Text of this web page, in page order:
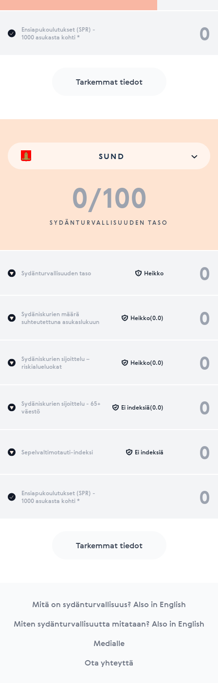
Ensiapukoulutukset (SPR) -
1000 asukasta kohti *
0
Tarkemmat tiedot
SUND
0/100
SYDÄNTURVALLISUUDEN TASO
Sydänturvallisuuden taso 0
Heikko
Sydäniskurien määrä
suhteutettuna asukaslukuun
0
Heikko(0.0)
Sydäniskurien sijoittelu –
riskialueluokat
0
Heikko(0.0)
Sydäniskurien sijoittelu - 65+
väestö
0
Ei indeksiä(0.0)
Sepelvaltimotauti-indeksi 0
Ei indeksiä
Ensiapukoulutukset (SPR) -
1000 asukasta kohti *
0
Tarkemmat tiedot
Mitä on sydänturvallisuus? Also in English
Miten sydänturvallisuutta mitataan? Also in English
Medialle
Ota yhteyttä